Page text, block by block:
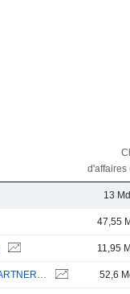
d'affaires
13 Md
47,55
11,95
ENTERPRISE PRODUCTS PARTNERS L.P. 52,6